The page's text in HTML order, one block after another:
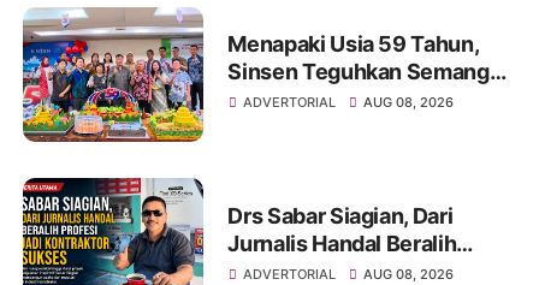
Menapaki Usia 59 Tahun,
Sinsen Teguhkan Semangat
“Sustainably Growing”
ADVERTORIAL AUG 08, 2026
Drs Sabar Siagian, Dari
Jurnalis Handal Beralih
Profesi Jadi Kontraktor
ADVERTORIAL AUG 08, 2026